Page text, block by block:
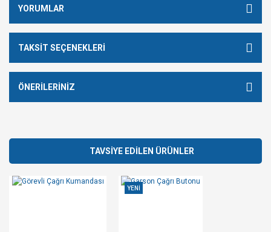
YORUMLAR
TAKSIT SEÇENEKLERI
ÖNERILERINIZ
TAVSİYE EDİLEN ÜRÜNLER
YENİ